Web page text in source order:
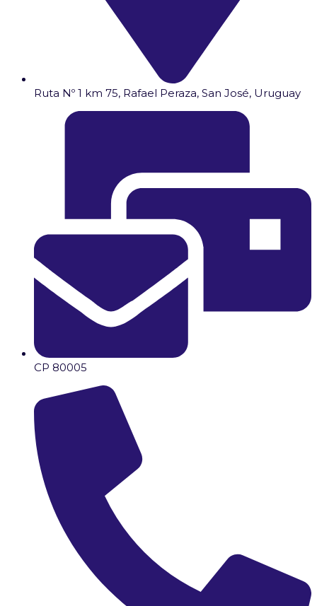
Ruta Nº 1 km 75, Rafael Peraza, San José, Uruguay
CP 80005